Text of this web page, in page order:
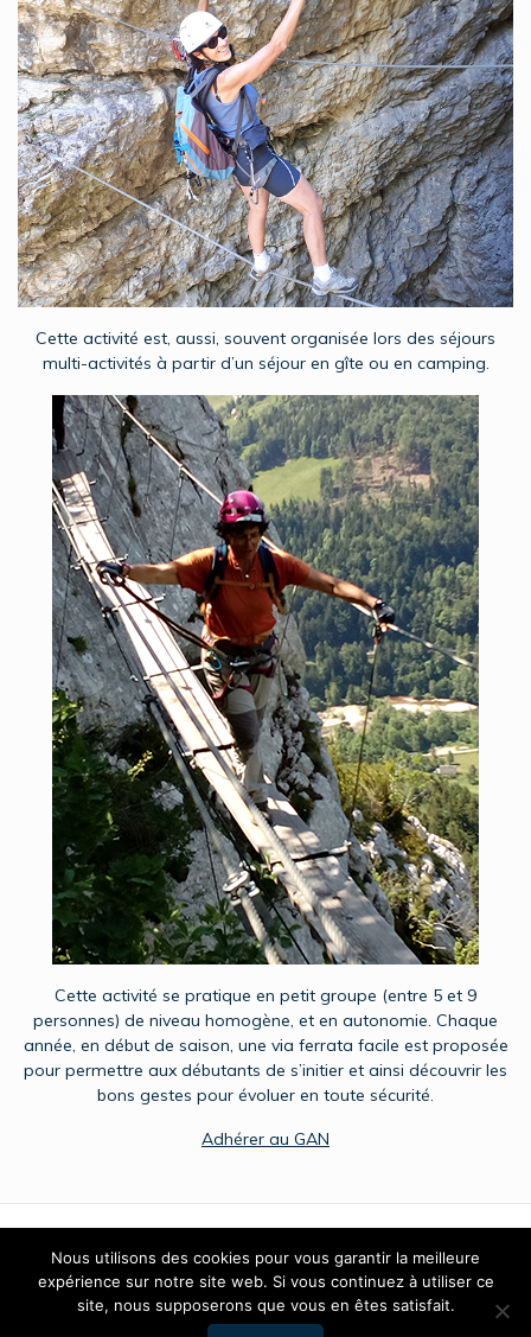
Cette activité est, aussi, souvent organisée lors des séjours
multi-activités à partir d’un séjour en gîte ou en camping.
Cette activité se pratique en petit groupe (entre 5 et 9
personnes) de niveau homogène, et en autonomie. Chaque
année, en début de saison, une via ferrata facile est proposée
pour permettre aux débutants de s’initier et ainsi découvrir les
bons gestes pour évoluer en toute sécurité.
Adhérer au GAN
© 2026 GAN - Club Montagne Omnisport - Club de montagne
omnisports
Nous utilisons des cookies pour vous garantir la meilleure
expérience sur notre site web. Si vous continuez à utiliser ce
site, nous supposerons que vous en êtes satisfait.